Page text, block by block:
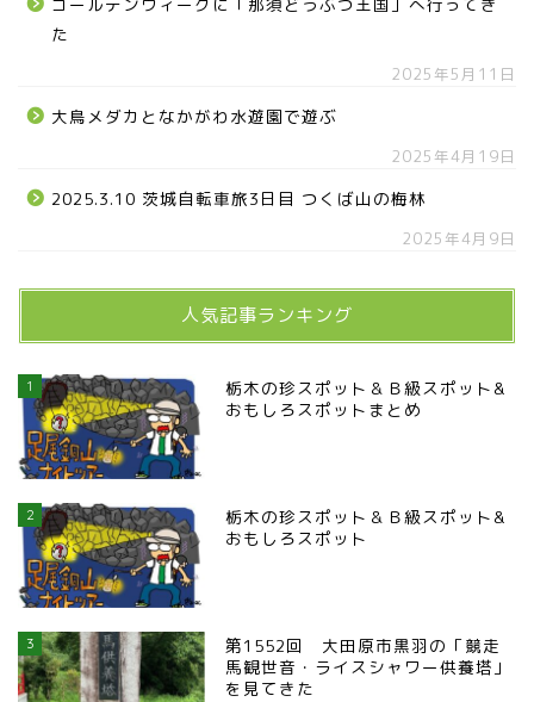
た
2025年5月11日
大鳥メダカとなかがわ水遊園で遊ぶ
2025年4月19日
2025.3.10 茨城自転車旅3日目 つくば山の梅林
2025年4月9日
人気記事ランキング
1
栃木の珍スポット＆Ｂ級スポット&
おもしろスポットまとめ
2
栃木の珍スポット＆Ｂ級スポット&
おもしろスポット
3
第1552回 大田原市黒羽の「競走
馬観世音・ライスシャワー供養塔」
を見てきた